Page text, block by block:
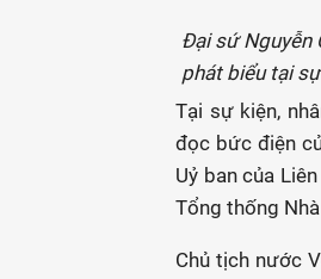
Đại sứ Nguyễn
phát biểu tại
Tại sự kiện,
đọc bức điện
Uỷ ban của
Tổng thống
Chủ tịch nước